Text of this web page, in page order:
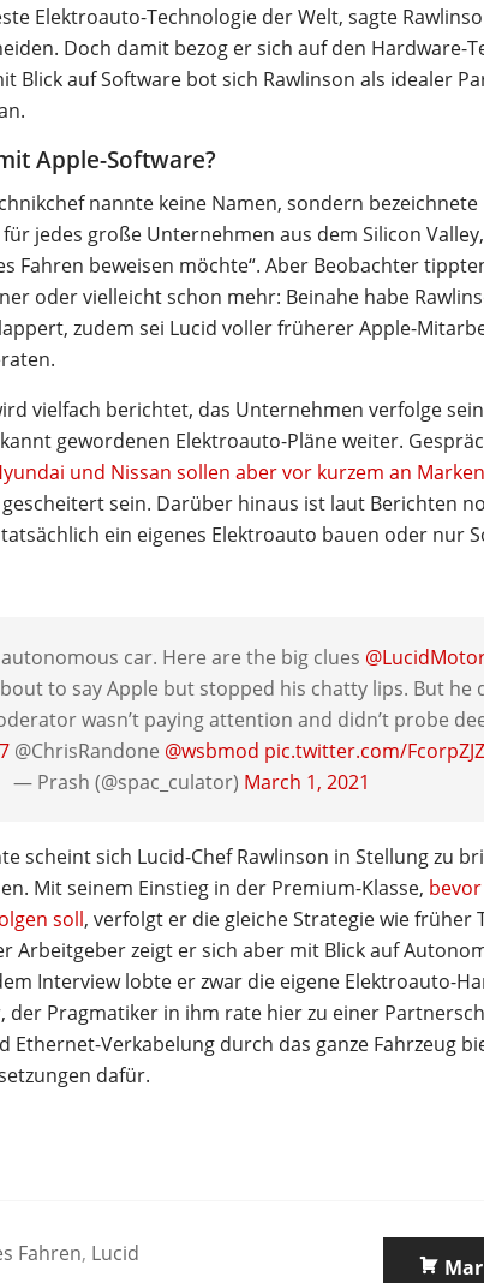
Elektroauto-Technologie der Welt, sagte
Doch damit bezog er sich auf den Hardware-
Blick auf Software bot sich Rawlinson als idealer
Apple-Software?
nannte keine Namen, sondern
jedes große Unternehmen aus dem Silicon
Fahren beweisen möchte“. Aber Beobachter
oder vielleicht schon mehr: Beinahe habe
zudem sei Lucid voller früherer Apple-
vielfach berichtet, das Unternehmen verfolge
gewordenen Elektroauto-Pläne weiter.
und Nissan sollen aber vor kurzem an
sein. Darüber hinaus ist laut Berichten
ein eigenes Elektroauto bauen oder nur
autonomous car. Here are the big clues
to say Apple but stopped his chatty lips. But he
wasn’t paying attention and didn’t probe
@ChrisRandone @wsbmod pic.twitter.com/
— Prash (@spac_culator) March 1, 2021
scheint sich Lucid-Chef Rawlinson in Stellung zu
Mit seinem Einstieg in der Premium-Klasse,
soll, verfolgt er die gleiche Strategie wie früher
Arbeitgeber zeigt er sich aber mit Blick auf
Interview lobte er zwar die eigene Elektroauto-
der Pragmatiker in ihm rate hier zu einer
Ethernet-Verkabelung durch das ganze Fahrzeug
dafür.
Fahren, Lucid